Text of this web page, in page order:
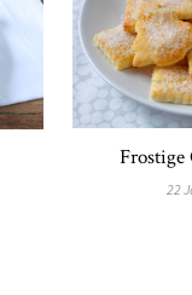
Frostige
22